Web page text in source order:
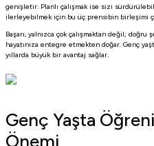
genişletir. Planlı çalışmak ise sizi
ilerleyebilmek için bu üç prensibin birleşimi
Başarı, yalnızca çok çalışmaktan değil;
hayatınıza entegre etmekten doğar. Genç
yıllarda büyük bir avantaj sağlar.
Genç Yaşta
Önemi